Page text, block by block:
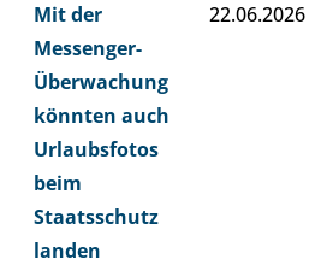
Mit der
Messenger-
Überwachung
könnten auch
Urlaubsfotos
beim
Staatsschutz
landen
22.06.2026